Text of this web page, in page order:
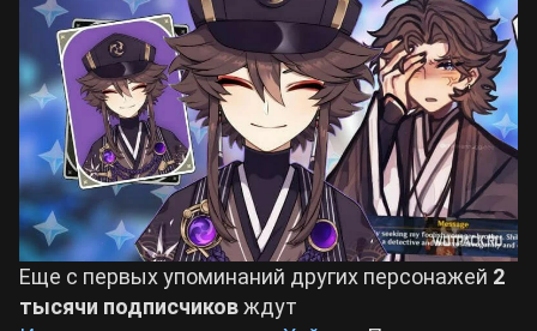
Еще с первых упоминаний других персонажей 2
тысячи подписчиковждут